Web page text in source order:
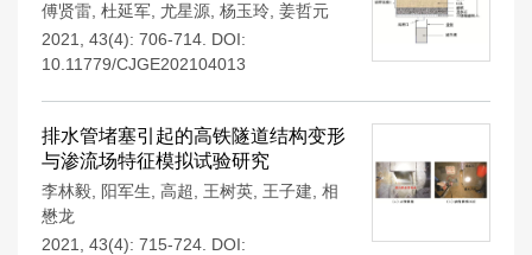
傅贤雷 杜延军 尤星源 杨玉玲 姜哲元
2021, 43(4): 706-714. DOI:
10.11779/CJGE202104013
排水管堵塞引起的高铁隧道结构变形
与渗流场特征模拟试验研究
李林毅 阳军生 高超 王树英 王子建 相
懋龙
2021, 43(4): 715-724. DOI: